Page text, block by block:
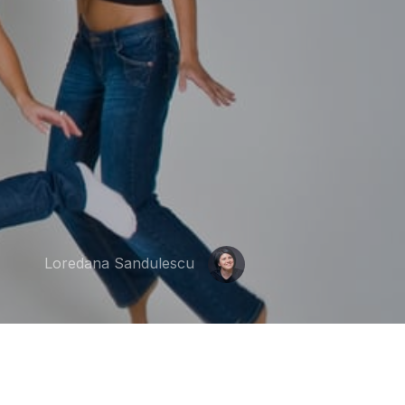
Loredana Sandulescu